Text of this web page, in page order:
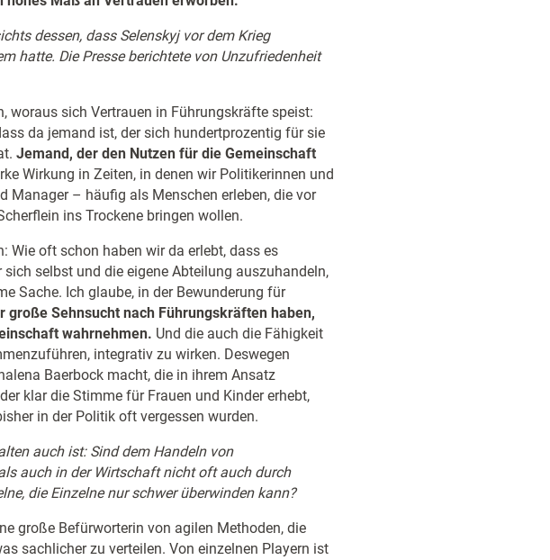
dessen, dass Selenskyj vor dem Krieg
hatte. Die Presse berichtete von Unzufriedenheit
woraus sich Vertrauen in Führungskräfte speist:
da jemand ist, der sich hundertprozentig für sie
Jemand, der den Nutzen für die Gemeinschaft
Wirkung in Zeiten, in denen wir Politikerinnen und
Manager – häufig als Menschen erleben, die vor
ins Trockene bringen wollen.
Wie oft schon haben wir da erlebt, dass es
selbst und die eigene Abteilung auszuhandeln,
Sache. Ich glaube, in der Bewunderung für
große Sehnsucht nach Führungskräften haben,
wahrnehmen. Und die auch die Fähigkeit
integrativ zu wirken. Deswegen
Baerbock macht, die in ihrem Ansatz
klar die Stimme für Frauen und Kinder erhebt,
in der Politik oft vergessen wurden.
auch ist: Sind dem Handeln von
auch in der Wirtschaft nicht oft auch durch
die Einzelne nur schwer überwinden kann?
große Befürworterin von agilen Methoden, die
sachlicher zu verteilen. Von einzelnen Playern ist